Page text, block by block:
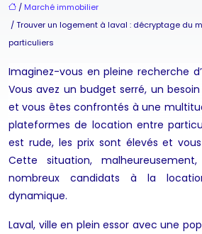
/ Marché immobilier
/ Trouver un logement à laval : décryptage du
particuliers
Imaginez-vous en pleine recherche
Vous avez un budget serré, un
et vous êtes confrontés à une
plateformes de location entre
est rude, les prix sont élevés et
Cette situation,
nombreux candidats à la
dynamique.
Laval, ville en plein essor avec une